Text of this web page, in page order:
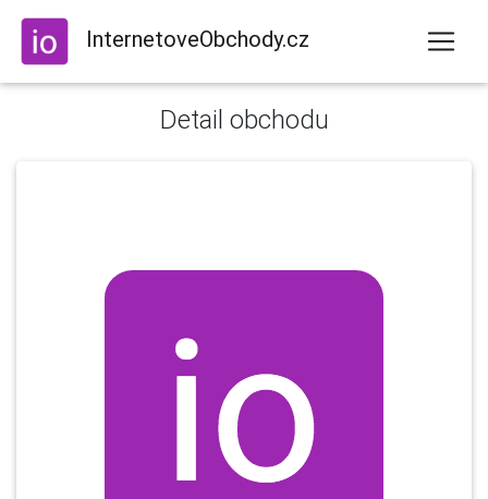
InternetoveObchody.cz
Detail obchodu